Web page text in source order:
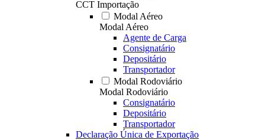
CCT Importação
Modal Aéreo
Modal Aéreo
Agente de Carga
Consignatário
Depositário
Transportador
Modal Rodoviário
Modal Rodoviário
Consignatário
Depositário
Transportador
Declaração Única de Exportação